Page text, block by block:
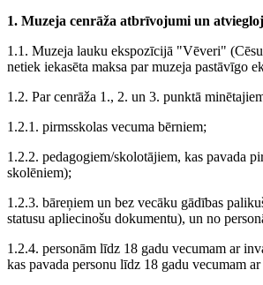
1. Muzeja cenrāža atbrīvojumi un
1.1. Muzeja lauku ekspozīcijā "Vēveri"
netiek iekasēta maksa par muzeja pastāvīgo
1.2. Par cenrāža 1., 2. un 3. punktā
1.2.1. pirmsskolas vecuma bērniem;
1.2.2. pedagogiem/skolotājiem, kas pavada
skolēniem);
1.2.3. bāreņiem un bez vecāku gādības
statusu apliecinošu dokumentu), un no
1.2.4. personām līdz 18 gadu vecumam ar
kas pavada personu līdz 18 gadu vecumam